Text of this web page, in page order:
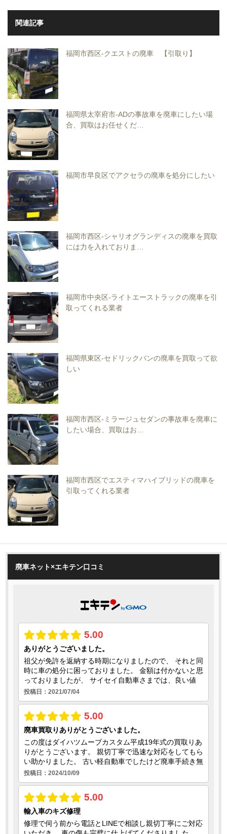
関連記事
福岡市西区-クエストの廃車 【引取り】
福岡県太宰府市-ADの事故車を廃車にしたい場
合、買取はお任せくだ…
福岡市早良区でアクセラの廃車を処分にしたい
福岡市西区-シャリオグランディスの廃車を買取
には力を入れておりま…
福岡市中央区-ライトエーストラックの廃車を引
取ってくれる業者
福岡県東区-セドリックバンの廃車を買取って欲
しい
福岡市西区-ミラージュセダンの事故車を廃車に
したい場合、買取はお…
福岡市西区でエスティマハイブリッドの廃車を
引取ってくれる業者
廃車ネット×エキテン口コミ